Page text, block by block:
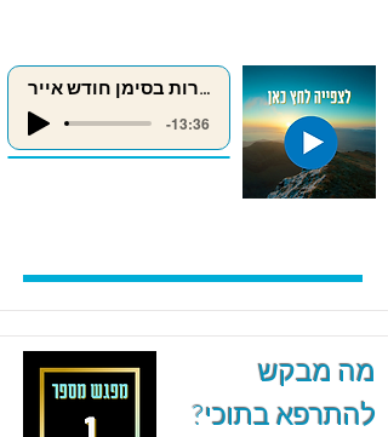
ריפוי 7 הצ'אקרות בסימן חודש אייר
-13:36
מה מבקש
להתרפא בתוכי?